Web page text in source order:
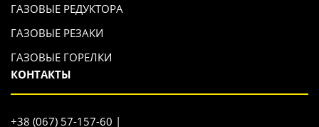
ГАЗОВЫЕ РЕДУКТОРА
ГАЗОВЫЕ РЕЗАКИ
ГАЗОВЫЕ ГОРЕЛКИ
КОНТАКТЫ
+38 (067) 57-157-60 |